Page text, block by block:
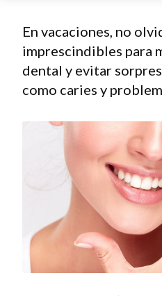
En vacaciones, no
imprescindibles para
dental y evitar
como caries y